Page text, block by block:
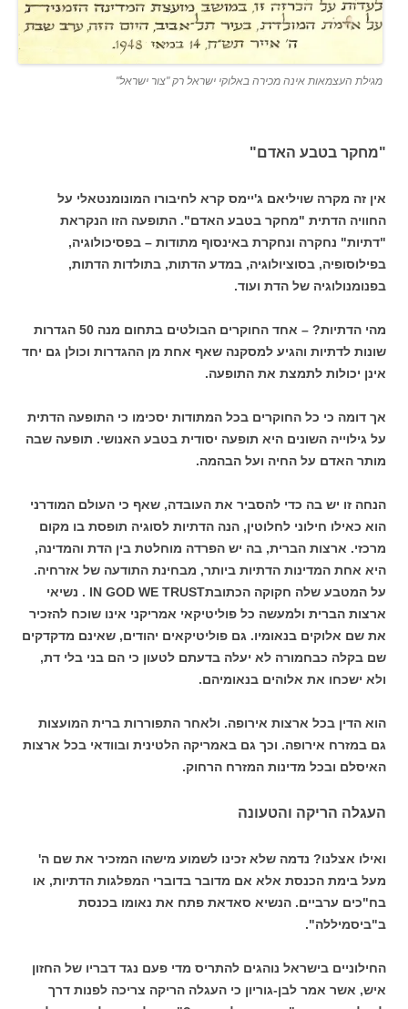
מגילת העצמאות אינה מכירה באלוקי ישראל רק "צור ישראל"
"מחקר בטבע האדם"
אין זה מקרה שויליאם ג'יימס קרא לחיבורו המונומנטאלי על
החוויה הדתית "מחקר בטבע האדם". התופעה הזו הנקראת
"דתיות" נחקרה ונחקרת באינסוף מתודות – בפסיכולוגיה,
בפילוסופיה, בסוציולוגיה, במדע הדתות, בתולדות הדתות,
בפנומנולוגיה של הדת ועוד.
מהי הדתיות? – אחד החוקרים הבולטים בתחום מנה 50 הגדרות
שונות לדתיות והגיע למסקנה שאף אחת מן ההגדרות וכולן גם יחד
אינן יכולות לתמצת את התופעה.
אך דומה כי כל החוקרים בכל המתודות יסכימו כי התופעה הדתית
על גילוייה השונים היא תופעה יסודית בטבע האנושי. תופעה שבה
מותר האדם על החיה ועל הבהמה.
הנחה זו יש בה כדי להסביר את העובדה, שאף כי העולם המודרני
הוא כאילו חילוני לחלוטין, הנה הדתיות לסוגיה תופסת בו מקום
מרכזי. ארצות הברית, בה יש הפרדה מוחלטת בין הדת והמדינה,
היא אחת המדינות הדתיות ביותר, מבחינת התודעה של אזרחיה.
על המטבע שלה חקוקה הכתובתIN GOD WE TRUST . נשיאי
ארצות הברית ולמעשה כל פוליטיקאי אמריקני אינו שוכח להזכיר
את שם אלוקים בנאומיו. גם פוליטיקאים יהודים, שאינם מדקדקים
שם בקלה כבחמורה לא יעלה בדעתם לטעון כי הם בני בלי דת,
ולא ישכחו את אלוהים בנאומיהם.
הוא הדין בכל ארצות אירופה. ולאחר התפוררות ברית המועצות
גם במזרח אירופה. וכך גם באמריקה הלטינית ובוודאי בכל ארצות
האיסלם ובכל מדינות המזרח הרחוק.
העגלה הריקה והטעונה
ואילו אצלנו? נדמה שלא זכינו לשמוע מישהו המזכיר את שם ה'
מעל בימת הכנסת אלא אם מדובר בדוברי המפלגות הדתיות, או
בח"כים ערביים. הנשיא סאדאת פתח את נאומו בכנסת
ב"ביסמיללה".
החילוניים בישראל נוהגים להתריס מדי פעם נגד דבריו של החזון
איש, אשר אמר לבן-גוריון כי העגלה הריקה צריכה לפנות דרך